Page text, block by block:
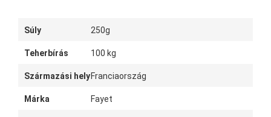
Súly 250g
Teherbírás 100 kg
Származási helyFranciaország
Márka Fayet